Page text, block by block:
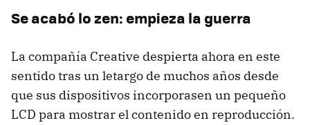
Se acabó lo zen: empieza la guerra
La compañía Creative despierta ahora en este
sentido tras un letargo de muchos años desde
que sus dispositivos incorporasen un pequeño
LCD para mostrar el contenido en reproducción.